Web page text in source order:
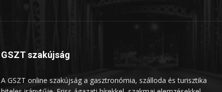
GSZT szakújság
A GSZT online szakújság a gasztronómia, szálloda és turisztika